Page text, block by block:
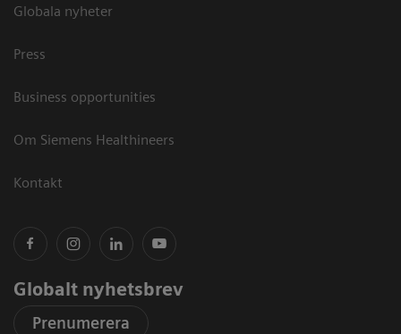
Globala nyheter
Press
Business opportunities
Om Siemens Healthineers
Kontakt
Globalt nyhetsbrev
Prenumerera